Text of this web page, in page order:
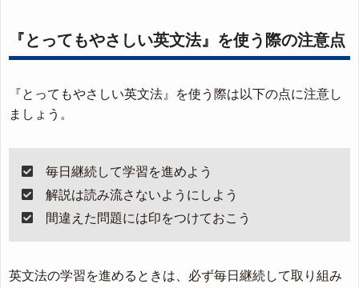
『とってもやさしい英文法』を使う際の注意点
『とってもやさしい英文法』を使う際は以下の点に注意し
ましょう。
毎日継続して学習を進めよう
解説は読み流さないようにしよう
間違えた問題には印をつけておこう
英文法の学習を進めるときは、必ず毎日継続して取り組み